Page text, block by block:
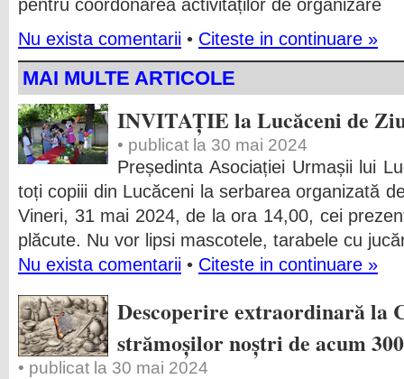
pentru coordonarea activităților de organizare
Nu exista comentarii • Citeste in continuare »
MAI MULTE ARTICOLE
INVITAȚIE la Lucăceni de
• publicat la 30 mai 2024
Președinta Asociației Urmașii lui
toți copiii din Lucăceni la serbarea organizată
Vineri, 31 mai 2024, de la ora 14,00, cei
plăcute. Nu vor lipsi mascotele, tarabele cu
Nu exista comentarii • Citeste in continuare »
Descoperire extraordinară la
strămoșilor noștri de acum
• publicat la 30 mai 2024